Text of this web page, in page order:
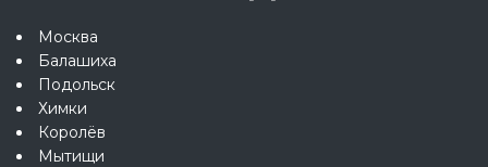
Москва
Балашиха
Подольск
Химки
Королёв
Мытищи